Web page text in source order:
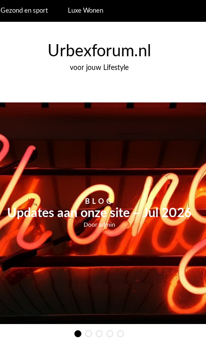
Gezond en sport Luxe Wonen
Urbexforum.nl
voor jouw Lifestyle
BLOG
Binnendeurbeslag waarmee je elke
ruimte direct meer smoel geeft
Door admin